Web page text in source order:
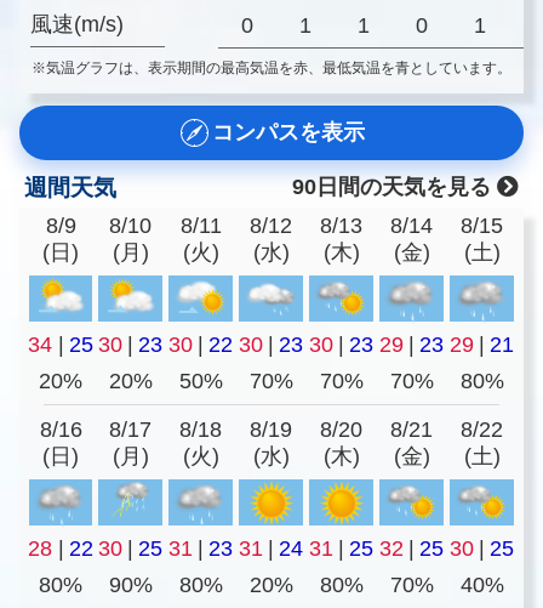
風速(m/s) 0 1 1 0 1
※気温グラフは、表示期間の最高気温を赤、最低気温を青としています。
コンパスを表示
週間天気
90日間の天気を見る
8/9
(日)
8/10
(月)
8/11
(火)
8/12
(水)
8/13
(木)
8/14
(金)
8/15
(土)
34 | 25 30 | 23 30 | 22 30 | 23 30 | 23 29 | 23 29 | 21
20%
20% 50% 70% 70% 70% 80%
8/16
(日)
8/17
(月)
8/18
(火)
8/19
(水)
8/20
(木)
8/21
(金)
8/22
(土)
28 | 22 30 | 25 31 | 23 31 | 24 31 | 25 32 | 25 30 | 25
80%
90% 80% 20% 80% 70%
40%